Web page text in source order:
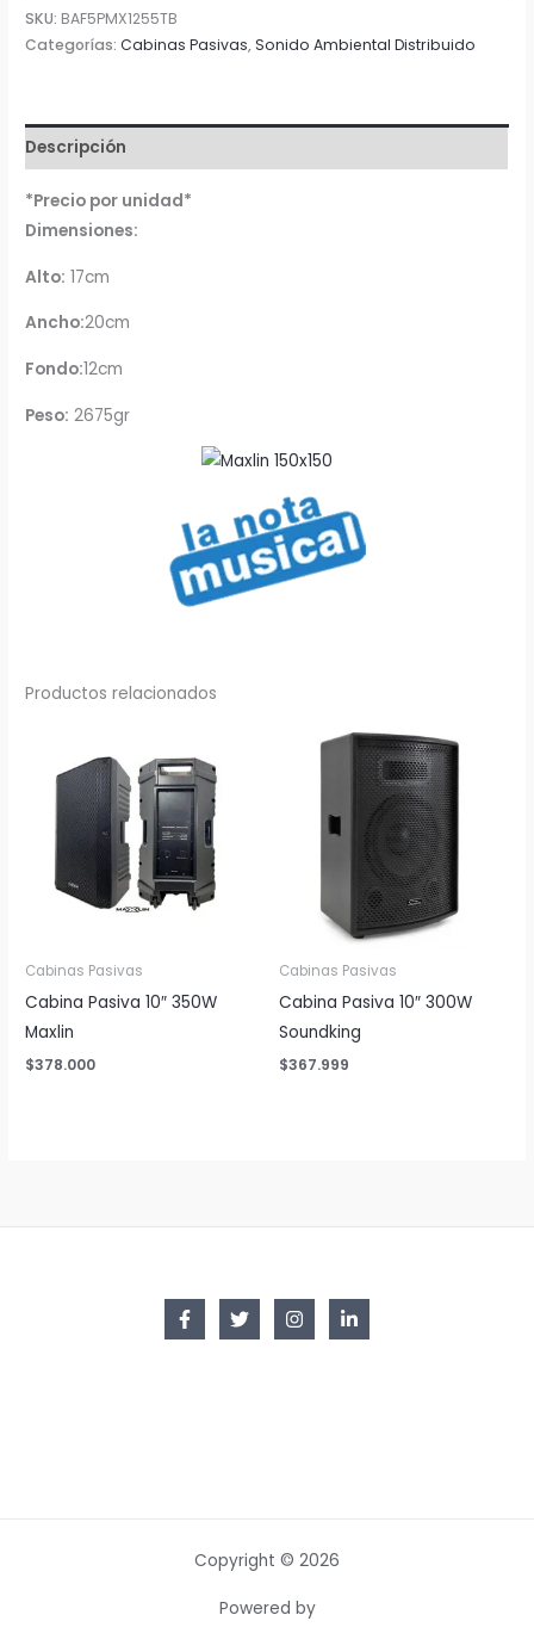
Blanca
5"
cantidad
SKU: BAF5PMX1255TB
Categorías:Cabinas Pasivas,Sonido Ambiental Distribuido
Descripción
*Precio por unidad*
Dimensiones:
Alto: 17cm
Ancho:20cm
Fondo:12cm
Peso: 2675gr
Productos relacionados
Cabinas Pasivas
Cabina Pasiva 10″ 350W
Maxlin
$378.000
Cabinas Pasivas
Cabina Pasiva 10″ 300W
Soundking
$367.999
Copyright © 2026
Powered by